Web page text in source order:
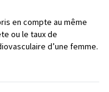
en compte au même
ou le taux de
d’une femme.